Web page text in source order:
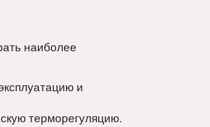
особенности здания и
чтобы помочь
наиболее